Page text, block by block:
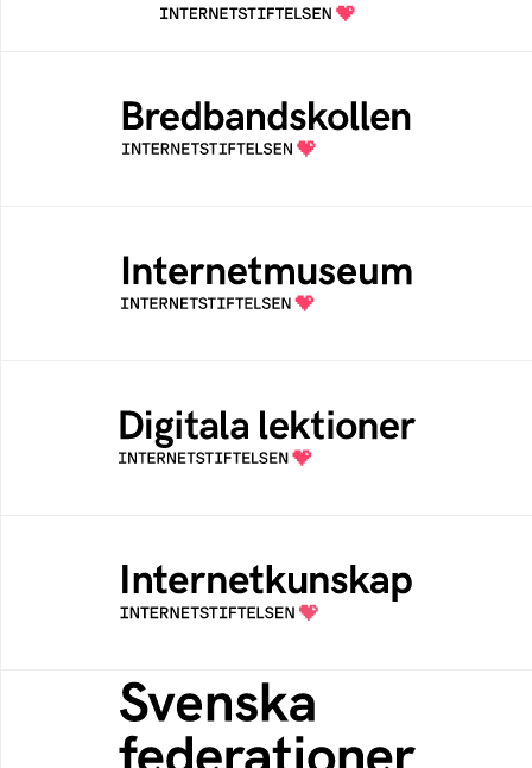
Bredbandskollen är ett oberoende
konsumentverktyg som drivs av
Internetstiftelsen
Ett digitalt museum som byggts, och kureras
av Internetstiftelsen
Öppen digital lärresurs med färdiga lektioner
för alla stadier i grundskolan
Samlad kunskap som hjälper dig att bli en
säker och medveten internetanvändare
Svenska federationer
Grunden för medlemskap i en sektors- eller
kontextspecifik federation